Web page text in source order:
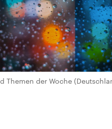
Themen der Woche